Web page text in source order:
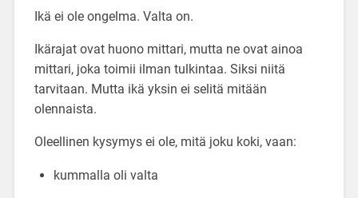
Ikä ei ole ongelma. Valta on.
Ikärajat ovat huono mittari, mutta ne ovat ainoa
mittari, joka toimii ilman tulkintaa. Siksi niitä
tarvitaan. Mutta ikä yksin ei selitä mitään
olennaista.
Oleellinen kysymys ei ole, mitä joku koki, vaan:
kummalla oli valta